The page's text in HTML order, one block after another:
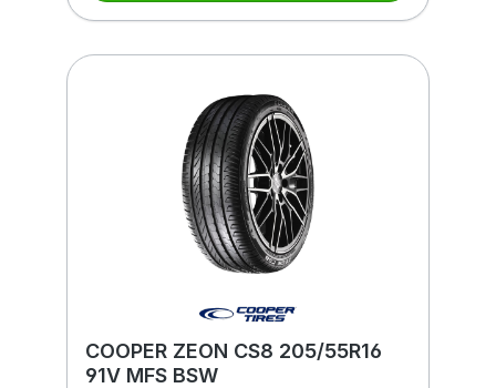
COOPER ZEON CS8 205/55R16
91V MFS BSW